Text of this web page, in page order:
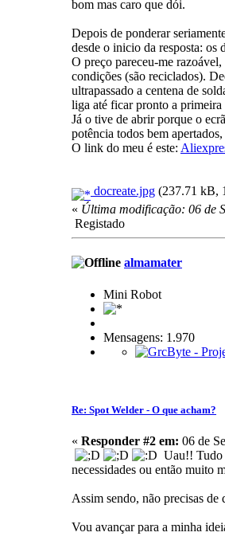
bom mas caro que dói.
Depois de ponderar
desde o inicio da resposta: os
O preço pareceu-me
condições (são reciclados).
ultrapassado a centena de
liga até ficar pronto a primeira
Já o tive de abrir porque o
potência todos bem
O link do meu é este:
docreate.jpg (237.71 kB,
« Última modificação: 06 de
Registado
almamater
Mini Robot
Mensagens: 1.970
Re: Spot Welder - O que acham?
« Responder #2 em: 06 de
Uau!! Tudo
necessidades ou então muito
Assim sendo, não precisas
Vou avançar para a minha